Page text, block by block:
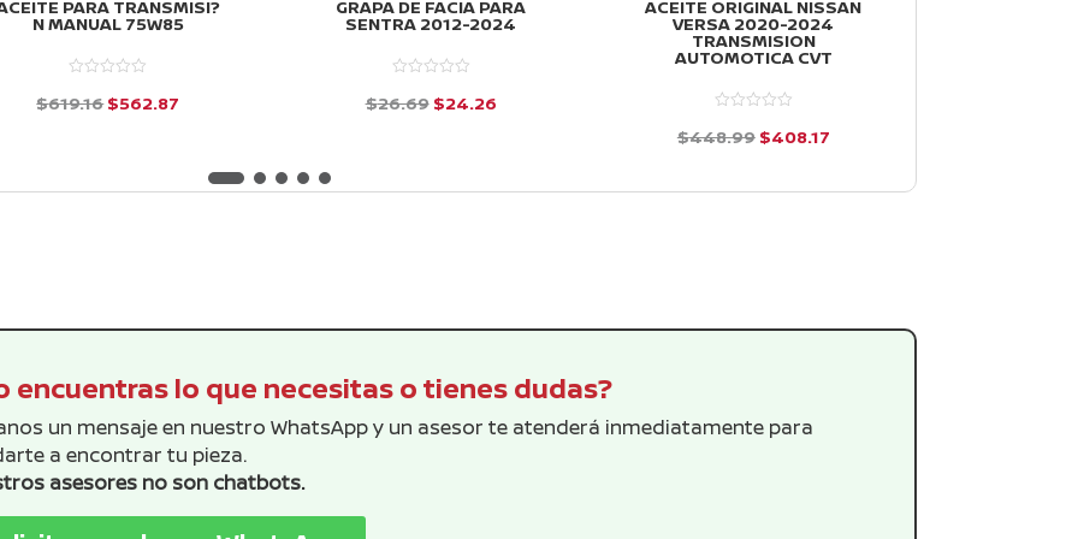
PARA TRANSMISI?
N MANUAL 75W85
$619.16El
era:
$562.87
es:
GRAPA DE FACIA PARA
SENTRA 2012-2024
$26.69 El
era:
$24.26El
es:
ACEITE ORIGINAL NISSAN
VERSA 2020-2024
TRANSMISION
AUTOMOTICA CVT
$448.99 El
original
$408.17El
actual
encuentras lo que necesitas o tienes dudas?
un mensaje en nuestro WhatsApp y un asesor te atenderá inmediatamente para
a encontrar tu pieza.
asesores no son chatbots.